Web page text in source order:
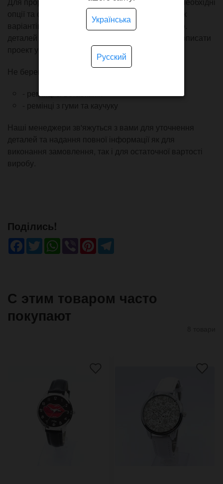
опції та оформіть попереднє замовлення. Так як
варіантів із прошивкою, кольором, шкірою тощо.
деталей дуже багато – постарайтеся детально описати
проект у коментарі до замовлення.
Не беремо в роботу:
- ремінці зі вставками
- ремінці з гуми та каучуку
Наші менеджери зв'яжуться з вами для уточнення
деталей та надання повної інформації як для
виконання замовлення, так і для остаточної вартості
виробу.
Поділись!
Facebook
TwitterWhatsApp
ViberPinterest
С этим товаром часто
покупают
Українська
Русский